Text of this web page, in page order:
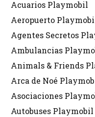
Acuarios Playmobil
Aeropuerto
Agentes Secretos
Ambulancias
Animals & Friends
Arca de Noé
Asociaciones
Autobuses Playmobil